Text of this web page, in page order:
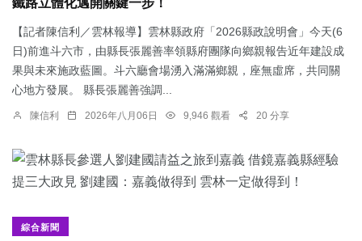
鐵路立體化邁開關鍵一步！
【記者陳信利／雲林報導】雲林縣政府「2026縣政說明會」今天(6
日)前進斗六市，由縣長張麗善率領縣府團隊向鄉親報告近年建設成
果與未來施政藍圖。斗六廳會場湧入滿滿鄉親，座無虛席，共同關
心地方發展。 縣長張麗善強調...
陳信利 2026年八月06日 9,946 觀看 20 分享
綜合新聞